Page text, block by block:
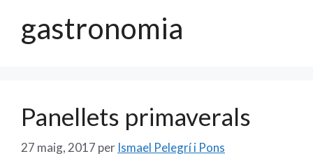
gastronomia
Panellets primaverals
27 maig, 2017 per Ismael Pelegrí i Pons